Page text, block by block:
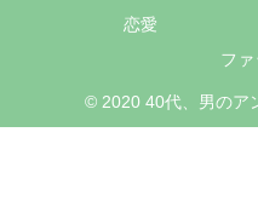
恋愛
フ
© 2020 40代、男のア